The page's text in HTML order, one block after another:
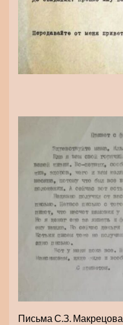
Письма С.З. Макрецова